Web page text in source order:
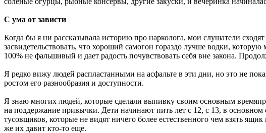
С ума от зависти
Когда бы я ни рассказывала историю про нарколога, мои слушатели
засвидетельствовать, что хороший самогон гораздо лучше водки,
100% не фальшивый и дает радость почувствовать себя вне закона.
Я редко вижу людей распластанными на асфальте в эти дни, но это не
ростом его разнообразия и доступности.
Я знаю многих людей, которые сделали выпивку своим основным
на поддержание привычки. Дети начинают пить лет с 12, с 13, в основном
тусовщиков, которые не видят ничего более естественного чем взять
же их давит кто-то еще.